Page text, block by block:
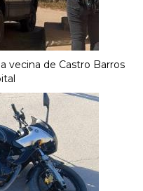
vecina de Castro Barros